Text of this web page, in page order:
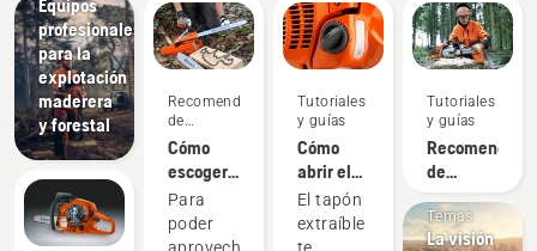
Equipos
profesionales
para la
explotación
maderera
y forestal
Recomendaciones
de
compra
Cómo
escoger
la
espada
correcta
Para
poder
Tutoriales
y guías
Cómo
abrir el
tapón del
depósito
de la
El tapón
extraíble
Tutoriales
y guías
de
dispositivos
de
Temas
La visión